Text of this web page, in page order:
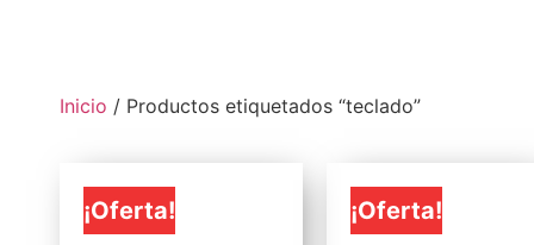
Inicio / Productos etiquetados “teclado”
¡Oferta! ¡Oferta!